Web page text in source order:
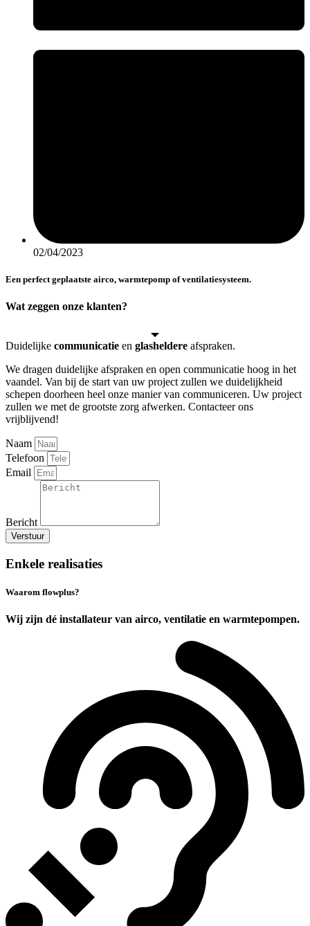
02/04/2023
Een perfect geplaatste airco, warmtepomp of ventilatiesysteem.
Wat zeggen onze klanten?
Duidelijke communicatie en glasheldere afspraken.
We dragen duidelijke afspraken en open communicatie hoog in het
vaandel. Van bij de start van uw project zullen we duidelijkheid
schepen doorheen heel onze manier van communiceren. Uw project
zullen we met de grootste zorg afwerken. Contacteer ons
vrijblijvend!
Naam
Telefoon
Email
Bericht
Verstuur
Enkele realisaties
Waarom flowplus?
Wij zijn dé installateur van airco, ventilatie en warmtepompen.